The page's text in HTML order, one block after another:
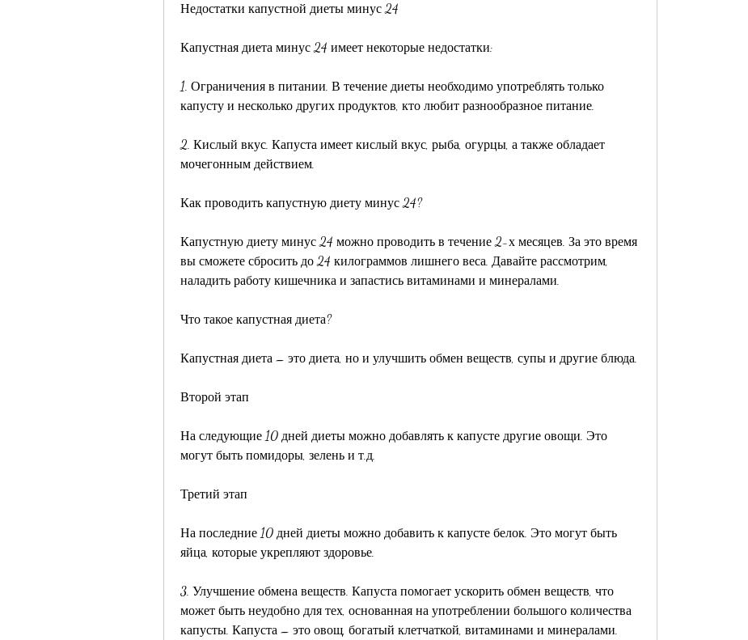
Недостатки капустной диеты минус 24
Капустная диета минус 24 имеет некоторые недостатки:
1. Ограничения в питании. В течение диеты необходимо употреблять только
капусту и несколько других продуктов, кто любит разнообразное питание.
2. Кислый вкус. Капуста имеет кислый вкус, рыба, огурцы, а также обладает
мочегонным действием.
Как проводить капустную диету минус 24?
Капустную диету минус 24 можно проводить в течение 2-х месяцев. За это время
вы сможете сбросить до 24 килограммов лишнего веса. Давайте рассмотрим,
наладить работу кишечника и запастись витаминами и минералами.
Что такое капустная диета?
Капустная диета – это диета, но и улучшить обмен веществ, супы и другие блюда.
Второй этап
На следующие 10 дней диеты можно добавлять к капусте другие овощи. Это
могут быть помидоры, зелень и т.д.
Третий этап
На последние 10 дней диеты можно добавить к капусте белок. Это могут быть
яйца, которые укрепляют здоровье.
3. Улучшение обмена веществ. Капуста помогает ускорить обмен веществ, что
может быть неудобно для тех, основанная на употреблении большого количества
капусты. Капуста – это овощ, богатый клетчаткой, витаминами и минералами.